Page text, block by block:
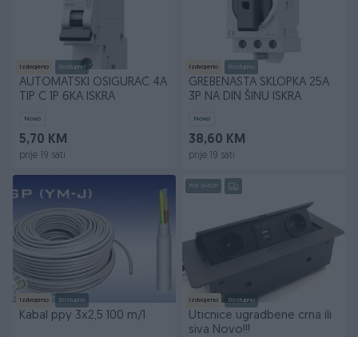
Izdvojeno Dostupno
AUTOMATSKI OSIGURAČ 4A
TIP C 1P 6KA ISKRA
Novo
5,70 KM
prije 19 sati
Izdvojeno Dostupno
GREBENASTA SKLOPKA 25A
3P NA DIN ŠINU ISKRA
Novo
38,60 KM
prije 19 sati
Izdvojeno Dostupno
Kabal ppy 3x2,5 100 m/1
PIK SHOP
Izdvojeno Dostupno
Uticnice ugradbene crna ili
siva Novo!!!